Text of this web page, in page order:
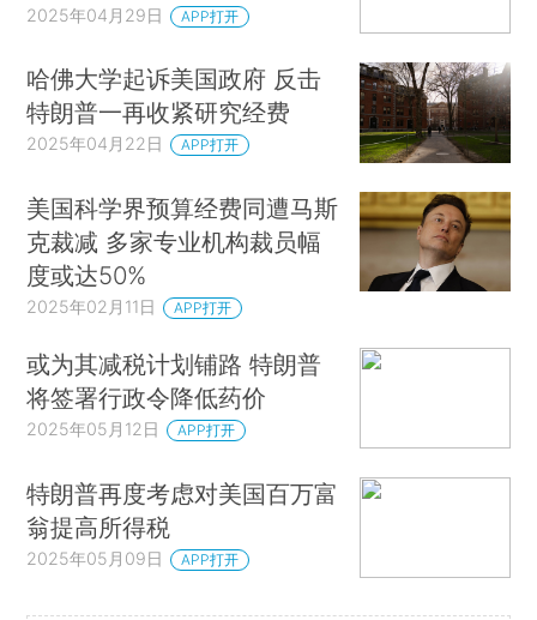
2025年04月29日 APP打开
哈佛大学起诉美国政府 反击
特朗普一再收紧研究经费
2025年04月22日 APP打开
美国科学界预算经费同遭马斯
克裁减 多家专业机构裁员幅
度或达50%
2025年02月11日 APP打开
或为其减税计划铺路 特朗普
将签署行政令降低药价
2025年05月12日 APP打开
特朗普再度考虑对美国百万富
翁提高所得税
2025年05月09日 APP打开